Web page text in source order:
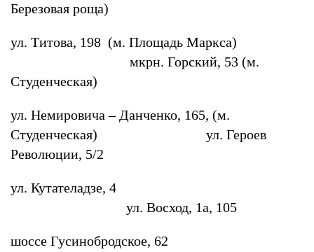
Березовая роща)
ул. Титова, 198 (м. Площадь Маркса)
мкрн. Горский, 53 (м.
Студенческая)
ул. Немировича – Данченко, 165, (м.
Студенческая) ул. Героев
Революции, 5/2
ул. Кутателадзе, 4
ул. Восход, 1а, 105
шоссе Гусинобродское, 62